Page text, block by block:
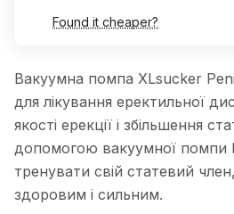
Found it cheaper?
Вакуумна помпа XLsucker
для лікування еректильної
якості ерекції і збільшення
допомогою вакуумної помпи
тренувати свій статевий
здоровим і сильним.